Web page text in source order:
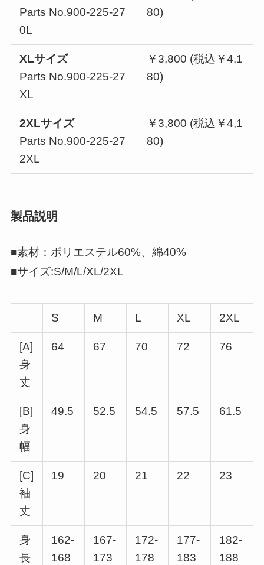
Parts No.900-225-27
0L
80)
XLサイズ
Parts No.900-225-27
XL
￥3,800 (税込￥4,1
80)
2XLサイズ
Parts No.900-225-27
2XL
￥3,800 (税込￥4,1
80)
製品説明
■素材：ポリエステル60%、綿40%
■サイズ:S/M/L/XL/2XL
S M L XL 2XL
[A]
身
丈
64 67 70 72 76
[B]
身
幅
49.5 52.5 54.5 57.5 61.5
[C]
袖
丈
19 20 21 22 23
身
長
162-
168
167-
173
172-
178
177-
183
182-
188